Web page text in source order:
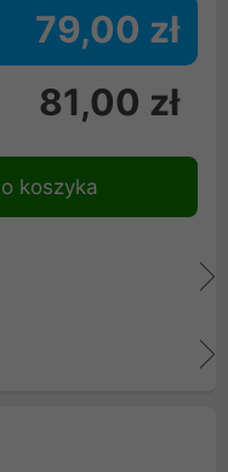
79,00 zł
81,00 zł
koszyka